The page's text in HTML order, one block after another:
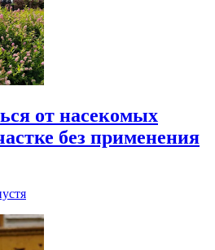
от насекомых
без применения